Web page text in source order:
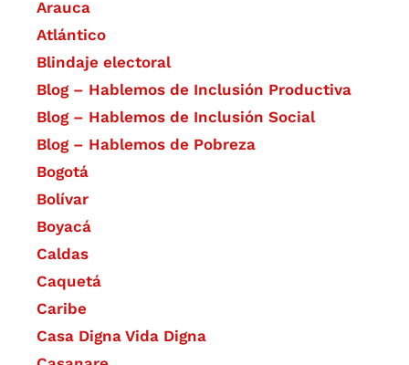
Arauca
Atlántico
Blindaje electoral
Blog – Hablemos de Inclusión Productiva
Blog – Hablemos de Inclusión Social
Blog – Hablemos de Pobreza
Bogotá
Bolívar
Boyacá
Caldas
Caquetá
Caribe
Casa Digna Vida Digna